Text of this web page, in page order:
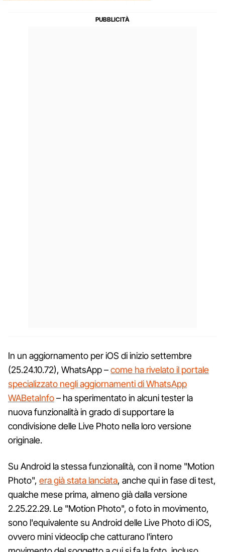
In un aggiornamento per iOS di inizio settembre
(25.24.10.72), WhatsApp –come ha rivelato il portale
specializzato negli aggiornamenti di WhatsApp
WABetaInfo– ha sperimentato in alcuni tester la
nuova funzionalità in grado di supportare la
condivisione delle Live Photo nella loro versione
originale.
Su Android la stessa funzionalità, con il nome "Motion
Photo", era già stata lanciata, anche qui in fase di test,
qualche mese prima, almeno già dalla versione
2.25.22.29. Le "Motion Photo", o foto in movimento,
sono l'equivalente su Android delle Live Photo di iOS,
ovvero mini videoclip che catturano l'intero